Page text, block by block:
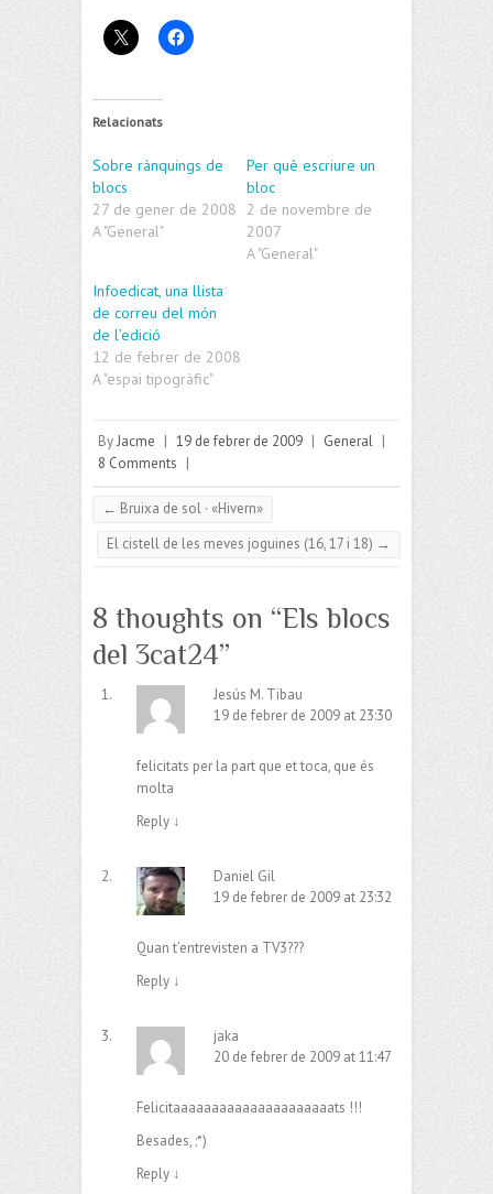
Relacionats
Sobre rànquings de
blocs
27 de gener de 2008
A "General"
Per què escriure un
bloc
2 de novembre de
2007
A "General"
Infoedicat, una llista
de correu del món
de l’edició
12 de febrer de 2008
A "espai tipogràfic"
ByJacme | 19 de febrer de 2009 | General |
8 Comments |
← Bruixa de sol · «Hivern»
El cistell de les meves joguines (16, 17 i 18) →
8 thoughts on “Els blocs
del 3cat24”
Jesús M. Tibau
19 de febrer de 2009 at 23:30
felicitats per la part que et toca, que és
molta
Reply ↓
Daniel Gil
19 de febrer de 2009 at 23:32
Quan t’entrevisten a TV3???
Reply ↓
jaka
20 de febrer de 2009 at 11:47
Felicitaaaaaaaaaaaaaaaaaaaaats !!!
Besades, ;*)
Reply ↓